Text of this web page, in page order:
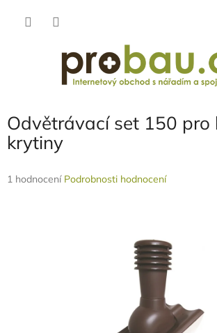
Odvětrávací set 150 pro
krytiny
Průměrné
1 hodnocení Podrobnosti hodnocení